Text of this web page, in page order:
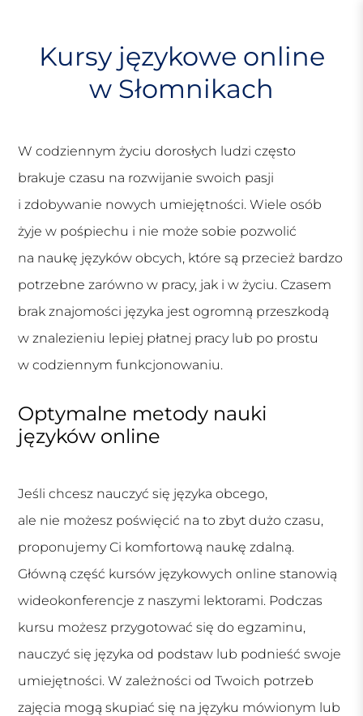
Kursy językowe online
w Słomnikach
W codziennym życiu dorosłych ludzi często
brakuje czasu na rozwijanie swoich pasji
i zdobywanie nowych umiejętności. Wiele osób
żyje w pośpiechu i nie może sobie pozwolić
na naukę języków obcych, które są przecież bardzo
potrzebne zarówno w pracy, jak i w życiu. Czasem
brak znajomości języka jest ogromną przeszkodą
w znalezieniu lepiej płatnej pracy lub po prostu
w codziennym funkcjonowaniu.
Optymalne metody nauki
języków online
Jeśli chcesz nauczyć się języka obcego,
ale nie możesz poświęcić na to zbyt dużo czasu,
proponujemy Ci komfortową naukę zdalną.
Główną część kursów językowych online stanowią
wideokonferencje z naszymi lektorami. Podczas
kursu możesz przygotować się do egzaminu,
nauczyć się języka od podstaw lub podnieść swoje
umiejętności. W zależności od Twoich potrzeb
zajęcia mogą skupiać się na języku mówionym lub